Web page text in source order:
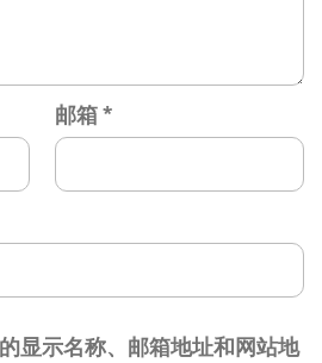
邮箱*
显示名称、邮箱地址和网站地